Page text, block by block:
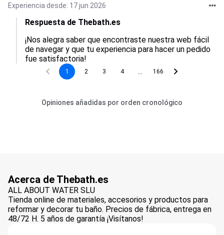
Experiencia desde: 17 jun 2026
Respuesta de Thebath.es
¡Nos alegra saber que encontraste nuestra web fácil
de navegar y que tu experiencia para hacer un pedido
fue satisfactoria!
1 2 3 4 166
Opiniones añadidas por orden cronológico
Acerca de Thebath.es
ALL ABOUT WATER SLU
Tienda online de materiales, accesorios y productos para
reformar y decorar tu baño. Precios de fábrica, entrega en
48/72 H. 5 años de garantía ¡Visítanos!